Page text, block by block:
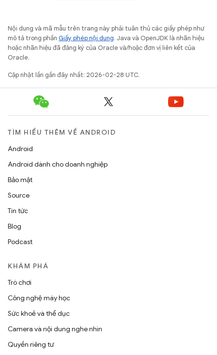
Nội dung và mã mẫu trên trang này phải tuân thủ các giấy phép như
mô tả trong phần Giấy phép nội dung. Java và OpenJDK là nhãn hiệu
hoặc nhãn hiệu đã đăng ký của Oracle và/hoặc đơn vị liên kết của
Oracle.
Cập nhật lần gần đây nhất: 2026-02-28 UTC.
TÌM HIỂU THÊM VỀ ANDROID
Android
Android dành cho doanh nghiệp
Bảo mật
Source
Tin tức
Blog
Podcast
KHÁM PHÁ
Trò chơi
Công nghệ máy học
Sức khoẻ và thể dục
Camera và nội dung nghe nhìn
Quyền riêng tư